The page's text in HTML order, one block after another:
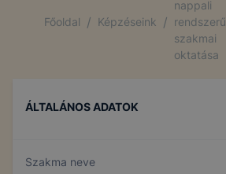
Főoldal / Képzéseink /
nappali
rendszerű
szakmai
oktatása
ÁLTALÁNOS ADATOK
Szakma neve